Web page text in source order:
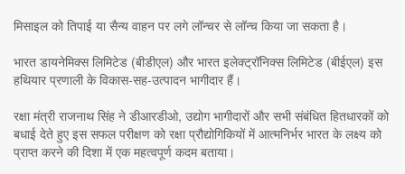
मिसाइल को तिपाई या सैन्य वाहन पर लगे लॉन्चर से लॉन्च किया जा सकता है।
भारत डायनेमिक्स लिमिटेड (बीडीएल) और भारत इलेक्ट्रॉनिक्स लिमिटेड (बीईएल) इस
हथियार प्रणाली के विकास-सह-उत्पादन भागीदार हैं।
रक्षा मंत्री राजनाथ सिंह ने डीआरडीओ, उद्योग भागीदारों और सभी संबंधित हितधारकों को
बधाई देते हुए इस सफल परीक्षण को रक्षा प्रौद्योगिकियों में आत्मनिर्भर भारत के लक्ष्य को
प्राप्त करने की दिशा में एक महत्वपूर्ण कदम बताया।